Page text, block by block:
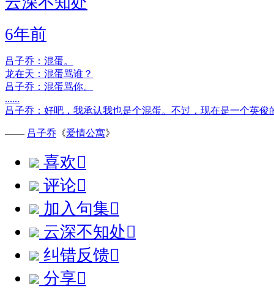
6年前
吕子乔：混蛋。
龙在天：混蛋骂谁？
吕子乔：混蛋骂你。
......
吕子乔：好吧，我承认我也是个混蛋。不过，现在是一个英
—— 吕子乔 《爱情公寓》
喜欢
评论
加入句集
云深不知处
纠错反馈
分享